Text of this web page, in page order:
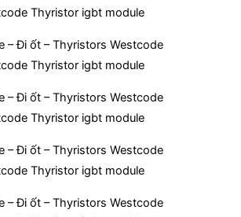
Thyristor igbt module
– Đi ốt – Thyristors Westcode
Thyristor igbt module
– Đi ốt – Thyristors Westcode
Thyristor igbt module
– Đi ốt – Thyristors Westcode
Thyristor igbt module
– Đi ốt – Thyristors Westcode